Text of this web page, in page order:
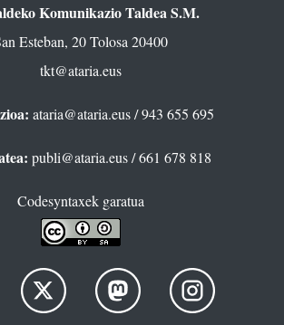
Komunikazio Taldea S.M.
Esteban, 20 Tolosa 20400
tkt@ataria.eus
ataria@ataria.eus/ 943 655 695
publi@ataria.eus/ 661 678 818
Codesyntaxek garatua